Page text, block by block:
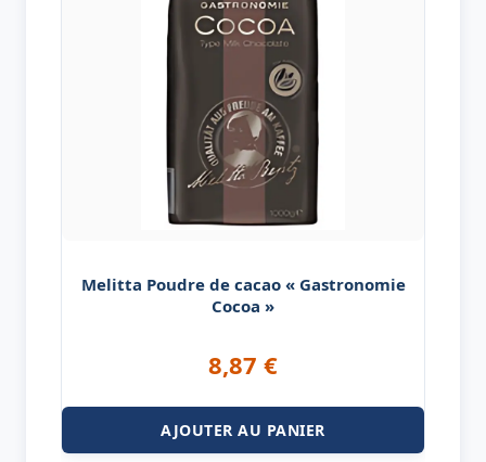
Melitta Poudre de cacao « Gastronomie
Cocoa »
8,87 €
AJOUTER AU PANIER